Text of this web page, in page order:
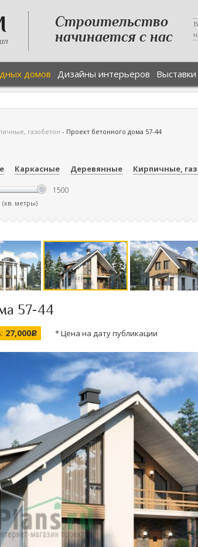
Строительство
начинается с нас
домов Дизайны интерьеров Выставки
газобетон - Проект бетонного дома 57-44
Каркасные Деревянные Кирпичные,
метры)
57-44
27,000c * Цена на дату публикации